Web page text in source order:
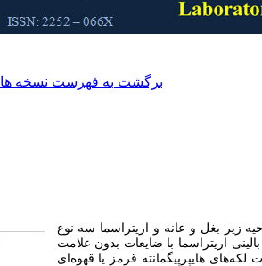
برگشت به فهرست نسخه ها
زیر بغل و عانه و اریتراسما سه نوع
اریتراسما با ضایعات بدون علامت
هایپرپیگمانته قرمز یا قهوه‌ای